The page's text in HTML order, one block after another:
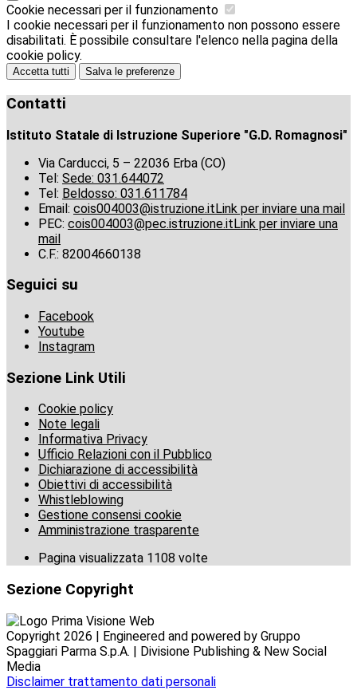
Cookie necessari per il funzionamento
I cookie necessari per il funzionamento non possono essere
disabilitati. È possibile consultare l'elenco nella pagina della
cookie policy.
Accetta tutti Salva le preferenze
Contatti
Istituto Statale di Istruzione Superiore "G.D. Romagnosi"
Via Carducci, 5 – 22036 Erba (CO)
Tel: Sede: 031.644072
Tel: Beldosso: 031.611784
Email: cois004003@istruzione.itLink per inviare una mail
PEC: cois004003@pec.istruzione.itLink per inviare una
mail
C.F.: 82004660138
Seguici su
Facebook
Youtube
Instagram
Sezione Link Utili
Cookie policy
Note legali
Informativa Privacy
Ufficio Relazioni con il Pubblico
Dichiarazione di accessibilità
Obiettivi di accessibilità
Whistleblowing
Gestione consensi cookie
Amministrazione trasparente
Pagina visualizzata 1108 volte
Sezione Copyright
Copyright 2026 | Engineered and powered by Gruppo
Spaggiari Parma S.p.A. | Divisione Publishing & New Social
Media
Disclaimer trattamento dati personali